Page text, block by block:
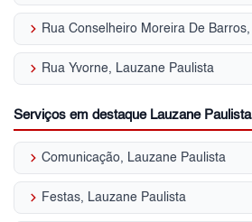
keyboard_arrow_right
keyboard_arrow_right Rua Yvorne, Lauzane Paulista
Serviços em destaque Lauzane Paulista
keyboard_arrow_right Comunicação, Lauzane Paulista
keyboard_arrow_right Festas, Lauzane Paulista